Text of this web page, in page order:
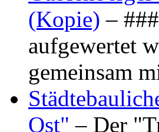
(Kopie) –
aufgewertet
gemeinsam
Ost" – Der